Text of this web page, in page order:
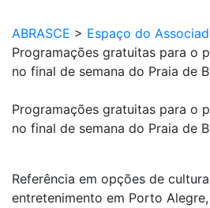
ABRASCE > Espaço do
Programações gratuitas para o
no final de semana do Praia de
Programações gratuitas para o
no final de semana do Praia de
Referência em opções de
entretenimento em Porto